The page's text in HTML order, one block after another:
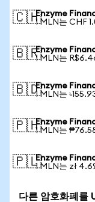
🇨🇭Enzyme
1 MLN는 CHF
🇧🇷Enzyme
1 MLN는
🇧🇩Enzyme
1 MLN는
🇵🇭Enzyme
1 MLN는
🇵🇱Enzyme
1 MLN는 zł
다른 암호화폐를